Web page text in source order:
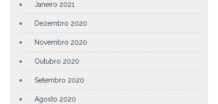
Janeiro 2021
Dezembro 2020
Novembro 2020
Outubro 2020
Setembro 2020
Agosto 2020